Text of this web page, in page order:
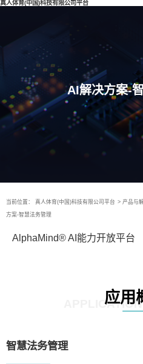
真人体育(中国)科技有限公司平台
AI解决方案-
当前位置： 真人体育(中国)科技有限公司平台 > 产品与
方案-智慧法务管理
AlphaMind® AI能力开放平台
应用
智慧法务管理